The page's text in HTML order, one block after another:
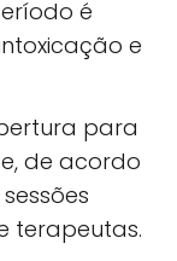
é
e
para
de acordo
terapeutas.